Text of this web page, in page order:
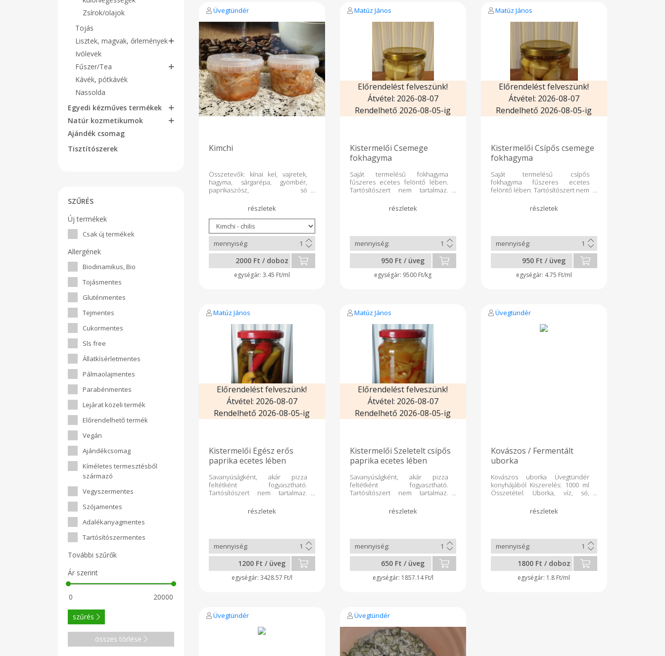
Zsírok/olajok
Tojás
Lisztek, magvak, őrlemények
Ivólevek
Fűszer/Tea
Kávék, pótkávék
Nassolda
Egyedi kézműves termékek
Natúr kozmetikumok
Ajándék csomag
Tisztítószerek
SZŰRÉS
Új termékek
Csak új termékek
Allergének
Biodinamikus, Bio
Tojásmentes
Gluténmentes
Tejmentes
Cukormentes
Sls free
Állatkísérletmentes
Pálmaolajmentes
Parabénmentes
Lejárat közeli termék
Előrendelhető termék
Vegán
Ajándékcsomag
Kíméletes termesztésből
származó
Vegyszermentes
Szójamentes
Adalékanyagmentes
Tartósítószermentes
További szűrők
Ár szerint
szűrés
összes törlése
Üvegtündér
Kimchi
Összetevők: kínai kel, vajretek,
hagyma, sárgarépa, gyömbér,
paprikaszósz, só
TARTALMAZ!!! 1 doboz 580 ml
2000 Ft / doboz
3.45 Ft/ml
Matúz János
Előrendelést felveszünk!
Átvétel: 2026-08-07
Rendelhető 2026-08-05-ig
Kistermelői Csemege
fokhagyma
Saját termelésű fokhagyma
fűszeres ecetes felöntő lében.
Tartósítószert nem tartalmaz.
és 1 héten belül elfogyasztandó.
babérlevél. Szállítás minden
páratlan héten. A köztes időben
előrendelést lehet leadni.
Kiszerelés: 200 ml. Töltőtömeg
100gr.
950 Ft / üveg
9500 Ft/kg
Matúz János
Előrendelést felveszünk!
Átvétel: 2026-08-07
Rendelhető 2026-08-05-ig
Kistermelői Csípős csemege
fokhagyma
Saját termelésű csípős
fokhagyma fűszeres ecetes
felöntő lében. Tartósítószert nem
hűtőben tartandó és 1 héten
kömény, bors, babérlevél.
Szállítás minden páratlan héten.
A köztes időben előrendelést
lehet leadni.950 Ft / üveg
4.75 Ft/ml
Matúz János
Előrendelést felveszünk!
Átvétel: 2026-08-07
Rendelhető 2026-08-05-ig
Kistermelői Egész erős
paprika ecetes lében
Savanyúságként, akár pizza
feltétként fogyasztható.
Tartósítószert nem tartalmaz.
Felbontás után hűtőben
tartandó, egy héten belül
ecet, fűszerek. Szállítás minden
páratlan héten. A köztes időben
előrendelést lehet leadni.
Kiszerelés: 350 ml.1200 Ft / üveg
3428.57 Ft/l
Matúz János
Előrendelést felveszünk!
Átvétel: 2026-08-07
Rendelhető 2026-08-05-ig
Kistermelői Szeletelt csípős
paprika ecetes lében
Savanyúságként, akár pizza
feltétként fogyasztható.
Tartósítószert nem tartalmaz.
Felbontás után hűtőben
tartandó, egy héten belül
só, ecet, fűszerek. Szállítás
minden páratlan héten. A köztes
időben előrendelést lehet
leadni. Kiszerelés: 350 ml.
650 Ft / üveg
1857.14 Ft/l
Üvegtündér
Kovászos / Fermentált
uborka
Kovászos uborka Üvegtündér
konyhájából Kiszerelés: 1000 ml
Összetétel: Uborka, víz, só,
1800 Ft / doboz
1.8 Ft/ml
Üvegtündér Üvegtündér